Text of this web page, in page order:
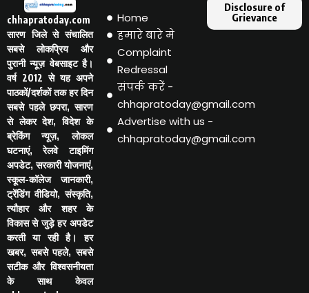
chhapratoday.com
सारण जिले से संचालित
सबसे लोकप्रिय और
पुरानी न्यूज़ वेबसाइट है।
वर्ष 2012 से यह अपने
पाठकों/दर्शकों तक हर दिन
सबसे पहले छपरा, सारण
से लेकर देश, विदेश के
ब्रेकिंग न्यूज़, लोकल
घटनाएं, रेलवे टाइमिंग
अपडेट, सरकारी योजनाएं,
स्कूल-कॉलेज जानकारी,
ट्रेंडिंग वीडियो, संस्कृति,
त्यौहार और शहर के
विकास से जुड़े हर अपडेट
करती या रही है। हर
खबर, सबसे पहले, सबसे
सटीक और विश्वसनीयता
के साथ केवल
Home
हमारे बारे मे
Complaint
Redressal
संपर्क करें -
chhapratoday@gmail.com
Advertise with us -
chhapratoday@gmail.com
Disclosure of
Grievance